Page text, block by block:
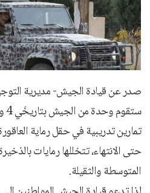
صدر عن قيادة الجيش- مديرية
حتى الانتهاء، تتخللها رمايات
المتوسطة والثقيلة.